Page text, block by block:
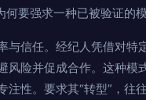
何要强求一种已被验证的
与信任。经纪人凭借对
风险并促成合作。这种
性。要求其“转型”，往